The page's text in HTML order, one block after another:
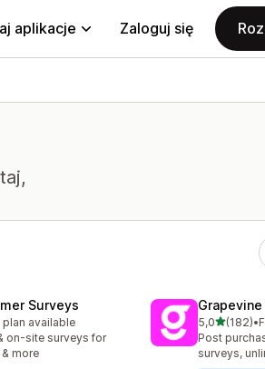
aplikacje Zaloguj się
Surveys
502
plan available
on-site surveys for
more
5,0na 5(182)
Łączna •
Post
surveys,